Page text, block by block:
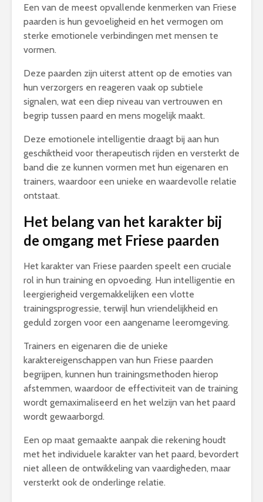
Een van de meest opvallende kenmerken van Friese
paarden is hun gevoeligheid en het vermogen om
sterke emotionele verbindingen met mensen te
vormen.
Deze paarden zijn uiterst attent op de emoties van
hun verzorgers en reageren vaak op subtiele
signalen, wat een diep niveau van vertrouwen en
begrip tussen paard en mens mogelijk maakt.
Deze emotionele intelligentie draagt bij aan hun
geschiktheid voor therapeutisch rijden en versterkt de
band die ze kunnen vormen met hun eigenaren en
trainers, waardoor een unieke en waardevolle relatie
ontstaat.
Het belang van het karakter bij
de omgang met Friese paarden
Het karakter van Friese paarden speelt een cruciale
rol in hun training en opvoeding. Hun intelligentie en
leergierigheid vergemakkelijken een vlotte
trainingsprogressie, terwijl hun vriendelijkheid en
geduld zorgen voor een aangename leeromgeving.
Trainers en eigenaren die de unieke
karaktereigenschappen van hun Friese paarden
begrijpen, kunnen hun trainingsmethoden hierop
afstemmen, waardoor de effectiviteit van de training
wordt gemaximaliseerd en het welzijn van het paard
wordt gewaarborgd.
Een op maat gemaakte aanpak die rekening houdt
met het individuele karakter van het paard, bevordert
niet alleen de ontwikkeling van vaardigheden, maar
versterkt ook de onderlinge relatie.